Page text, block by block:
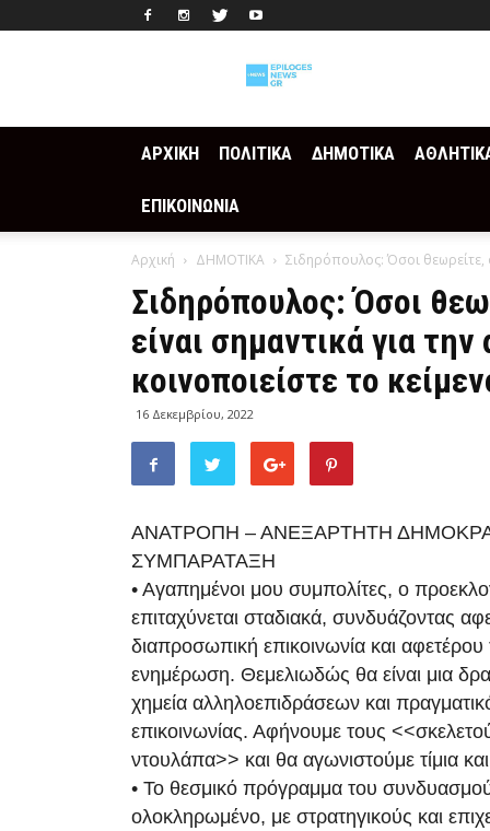
ΑΡΧΙΚΗ ΠΟΛΙΤΙΚΑ ΔΗΜΟΤΙΚΑ
ΕΠΙΚΟΙΝΩΝΙΑ
Αρχική ΔΗΜΟΤΙΚΑ Σιδηρόπουλος: Όσοι θεωρείτε,
Σιδηρόπουλος: Όσοι
είναι σημαντικά για
κοινοποιείστε το
16 Δεκεμβρίου, 2022
ΑΝΑΤΡΟΠΗ – ΑΝΕΞΑΡΤΗΤΗ
ΣΥΜΠΑΡΑΤΑΞΗ
• Αγαπημένοι μου συμπολίτες, ο
επιταχύνεται σταδιακά, συνδυάζοντας
διαπροσωπική επικοινωνία και αφετέρου
ενημέρωση. Θεμελιωδώς θα είναι μια
χημεία αλληλοεπιδράσεων και
επικοινωνίας. Αφήνουμε τους
ντουλάπα>> και θα αγωνιστούμε τίμια
• Το θεσμικό πρόγραμμα του συνδυασμού
ολοκληρωμένο, με στρατηγικούς και